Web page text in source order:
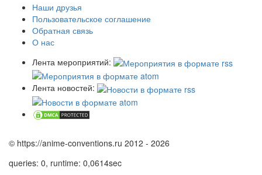
Наши друзья
Пользовательское соглашение
Обратная связь
О нас
Лента мероприятий:
Лента новостей:
© https://anime-conventions.ru 2012 - 2026
queries: 0, runtime: 0,0614sec